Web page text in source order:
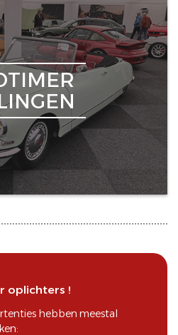
oplichters !
hebben meestal